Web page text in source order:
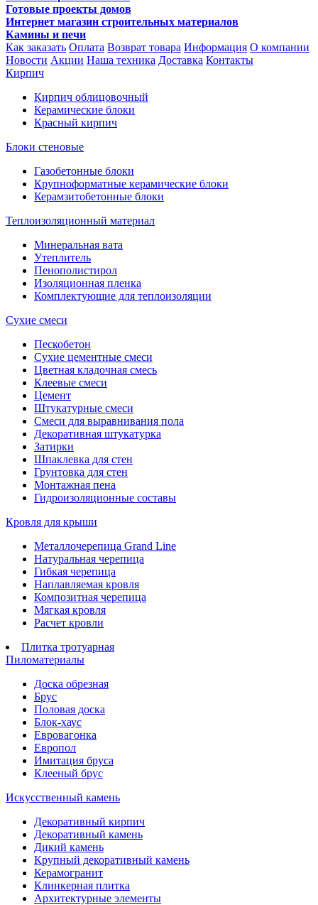
Готовые проекты домов
Интернет магазин строительных материалов
Камины и печи
Как заказать Оплата Возврат товара Информация О компании
Новости Акции Наша техника Доставка Контакты
Кирпич
Кирпич облицовочный
Керамические блоки
Красный кирпич
Блоки стеновые
Газобетонные блоки
Крупноформатные керамические блоки
Керамзитобетонные блоки
Теплоизоляционный материал
Минеральная вата
Утеплитель
Пенополистирол
Изоляционная пленка
Комплектующие для теплоизоляции
Сухие смеси
Пескобетон
Сухие цементные смеси
Цветная кладочная смесь
Клеевые смеси
Цемент
Штукатурные смеси
Смеси для выравнивания пола
Декоративная штукатурка
Затирки
Шпаклевка для стен
Грунтовка для стен
Монтажная пена
Гидроизоляционные составы
Кровля для крыши
Металлочерепица Grand Line
Натуральная черепица
Гибкая черепица
Наплавляемая кровля
Композитная черепица
Мягкая кровля
Расчет кровли
Плитка тротуарная
Пиломатериалы
Доска обрезная
Брус
Половая доска
Блок-хаус
Евровагонка
Европол
Имитация бруса
Клееный брус
Искусственный камень
Декоративный кирпич
Декоративный камень
Дикий камень
Крупный декоративный камень
Керамогранит
Клинкерная плитка
Архитектурные элементы